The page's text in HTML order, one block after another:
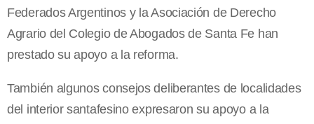
Federados Argentinos y la Asociación de Derecho
Agrario del Colegio de Abogados de Santa Fe han
prestado su apoyo a la reforma.
También algunos consejos deliberantes de localidades
del interior santafesino expresaron su apoyo a la